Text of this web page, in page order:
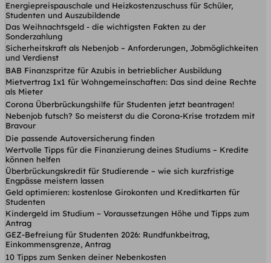
Energiepreispauschale und Heizkostenzuschuss für Schüler,
Studenten und Auszubildende
Das Weihnachtsgeld - die wichtigsten Fakten zu der
Sonderzahlung
Sicherheitskraft als Nebenjob – Anforderungen, Jobmöglichkeiten
und Verdienst
BAB Finanzspritze für Azubis in betrieblicher Ausbildung
Mietvertrag 1x1 für Wohngemeinschaften: Das sind deine Rechte
als Mieter
Corona Überbrückungshilfe für Studenten jetzt beantragen!
Nebenjob futsch? So meisterst du die Corona-Krise trotzdem mit
Bravour
Die passende Autoversicherung finden
Wertvolle Tipps für die Finanzierung deines Studiums – Kredite
können helfen
Überbrückungskredit für Studierende – wie sich kurzfristige
Engpässe meistern lassen
Geld optimieren: kostenlose Girokonten und Kreditkarten für
Studenten
Kindergeld im Studium ~ Voraussetzungen Höhe und Tipps zum
Antrag
GEZ-Befreiung für Studenten 2026: Rundfunkbeitrag,
Einkommensgrenze, Antrag
10 Tipps zum Senken deiner Nebenkosten